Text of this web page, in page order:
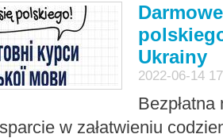
Ukrainy
2022-06-14
w załatwieniu